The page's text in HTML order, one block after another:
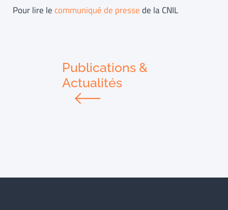
Pour lire lecommuniqué de pressede la CNIL
Publications &
Actualités